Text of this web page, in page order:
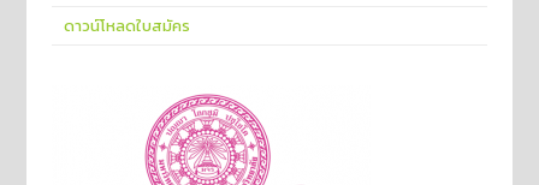
ดาวน์โหลดใบสมัคร